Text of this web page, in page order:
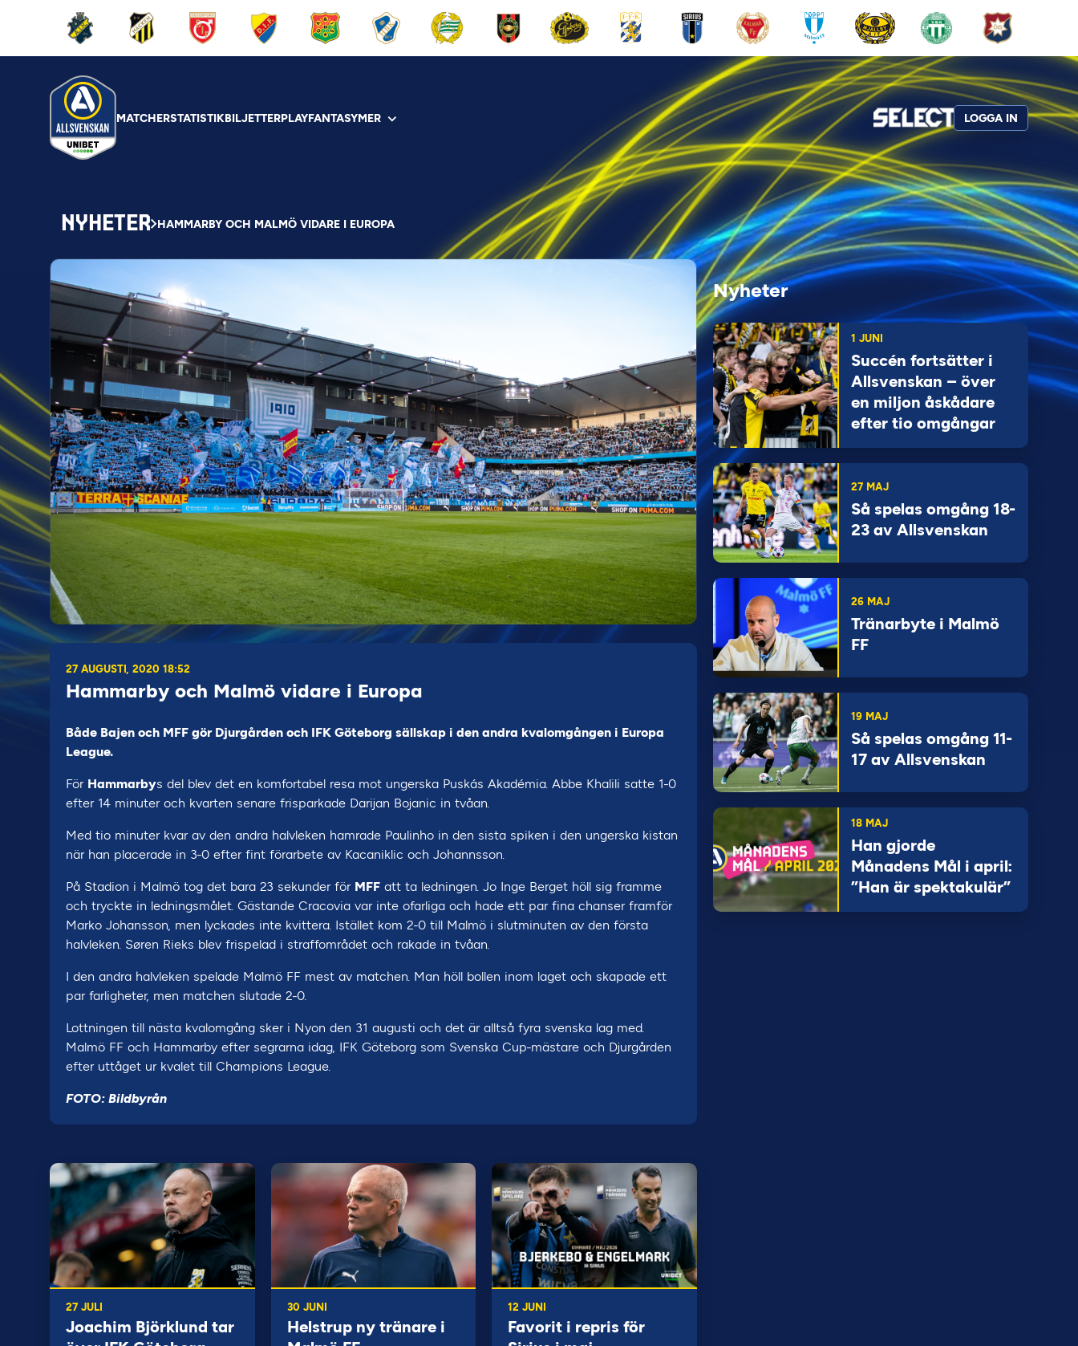
MATCHERSTATISTIKBILJETTERPLAYFANTASYMER LOGGA IN
NYHETER HAMMARBY OCH MALMÖ VIDARE I EUROPA
27 AUGUSTI, 2020 18:52
Hammarby och Malmö vidare i Europa
Både Bajen och MFF gör Djurgården och IFK Göteborg sällskap i den andra kvalomgången i Europa
League.
För Hammarbys del blev det en komfortabel resa mot ungerska Puskás Akadémia. Abbe Khalili satte 1-0
efter 14 minuter och kvarten senare frisparkade Darijan Bojanic in tvåan.
Med tio minuter kvar av den andra halvleken hamrade Paulinho in den sista spiken i den ungerska kistan
när han placerade in 3-0 efter fint förarbete av Kacaniklic och Johannsson.
På Stadion i Malmö tog det bara 23 sekunder för MFF att ta ledningen. Jo Inge Berget höll sig framme
och tryckte in ledningsmålet. Gästande Cracovia var inte ofarliga och hade ett par fina chanser framför
Marko Johansson, men lyckades inte kvittera. Istället kom 2-0 till Malmö i slutminuten av den första
halvleken. Søren Rieks blev frispelad i straffområdet och rakade in tvåan.
I den andra halvleken spelade Malmö FF mest av matchen. Man höll bollen inom laget och skapade ett
par farligheter, men matchen slutade 2-0.
Lottningen till nästa kvalomgång sker i Nyon den 31 augusti och det är alltså fyra svenska lag med.
Malmö FF och Hammarby efter segrarna idag, IFK Göteborg som Svenska Cup-mästare och Djurgården
efter uttåget ur kvalet till Champions League.
FOTO: Bildbyrån
27 JULI
Joachim Björklund tar
30 JUNI
Helstrup ny tränare i
12 JUNI
Favorit i repris för
Nyheter
1 JUNI
Succén fortsätter i
Allsvenskan – över
en miljon åskådare
efter tio omgångar
27 MAJ
Så spelas omgång 18-
23 av Allsvenskan
26 MAJ
Tränarbyte i Malmö
FF
19 MAJ
Så spelas omgång 11-
17 av Allsvenskan
18 MAJ
Han gjorde
Månadens Mål i april:
”Han är spektakulär”